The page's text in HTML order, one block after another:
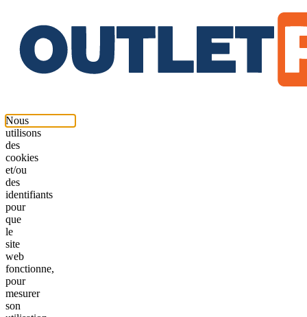
Nous
utilisons
des
cookies
et/ou
des
identifiants
pour
que
le
site
web
fonctionne,
pour
mesurer
son